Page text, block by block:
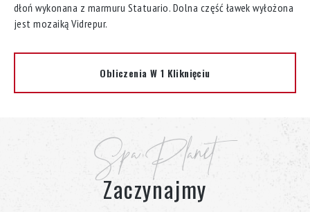
dłoń wykonana z marmuru Statuario. Dolna część ławek wyłożona
jest mozaiką Vidrepur.
Obliczenia W 1 Kliknięciu
Spa Planet
Zaczynajmy